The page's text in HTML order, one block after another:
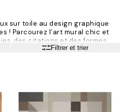
sur toile au design graphique
! Parcourez l’art mural chic et
des citations et des formes
est le plus souvent coloré et
Filtrer et trier